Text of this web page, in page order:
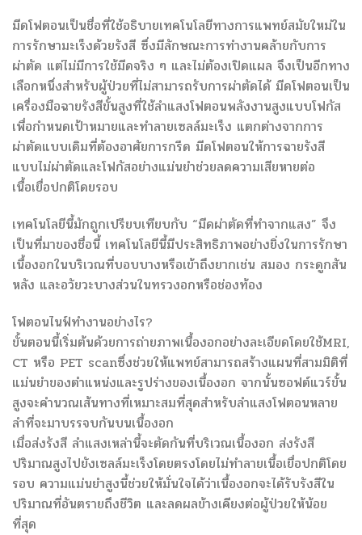
มีดโฟตอนเป็นชื่อที่ใช้อธิบายเทคโนโลยีทางการแพทย์สมัยใหม่ใน
การรักษามะเร็งด้วยรังสี ซึ่งมีลักษณะการทำงานคล้ายกับการ
ผ่าตัด แต่ไม่มีการใช้มีดจริง ๆ และไม่ต้องเปิดแผล จึงเป็นอีกทาง
เลือกหนึ่งสำหรับผู้ป่วยที่ไม่สามารถรับการผ่าตัดได้ มีดโฟตอนเป็น
เครื่องมือฉายรังสีขั้นสูงที่ใช้ลำแสงโฟตอนพลังงานสูงแบบโฟกัส
เพื่อกำหนดเป้าหมายและทำลายเซลล์มะเร็ง แตกต่างจากการ
ผ่าตัดแบบเดิมที่ต้องอาศัยการกรีด มีดโฟตอนให้การฉายรังสี
แบบไม่ผ่าตัดและโฟกัสอย่างแม่นยำช่วยลดความเสียหายต่อ
เนื้อเยื่อปกติโดยรอบ
เทคโนโลยีนี้มักถูกเปรียบเทียบกับ “มีดผ่าตัดที่ทำจากแสง” จึง
เป็นที่มาของชื่อนี้ เทคโนโลยีนี้มีประสิทธิภาพอย่างยิ่งในการรักษา
เนื้องอกในบริเวณที่บอบบางหรือเข้าถึงยากเช่น สมอง กระดูกสัน
หลัง และอวัยวะบางส่วนในทรวงอกหรือช่องท้อง
โฟตอนไนฟ์ทำงานอย่างไร?
ขั้นตอนนี้เริ่มต้นด้วยการถ่ายภาพเนื้องอกอย่างละเอียดโดยใช้MRI,
CT หรือ PET scanซึ่งช่วยให้แพทย์สามารถสร้างแผนที่สามมิติที่
แม่นยำของตำแหน่งและรูปร่างของเนื้องอก จากนั้นซอฟต์แวร์ขั้น
สูงจะคำนวณเส้นทางที่เหมาะสมที่สุดสำหรับลำแสงโฟตอนหลาย
ลำที่จะมาบรรจบกันบนเนื้องอก
เมื่อส่งรังสี ลำแสงเหล่านี้จะตัดกันที่บริเวณเนื้องอก ส่งรังสี
ปริมาณสูงไปยังเซลล์มะเร็งโดยตรงโดยไม่ทำลายเนื้อเยื่อปกติโดย
รอบ ความแม่นยำสูงนี้ช่วยให้มั่นใจได้ว่าเนื้องอกจะได้รับรังสีใน
ปริมาณที่อันตรายถึงชีวิต และลดผลข้างเคียงต่อผู้ป่วยให้น้อย
ที่สุด